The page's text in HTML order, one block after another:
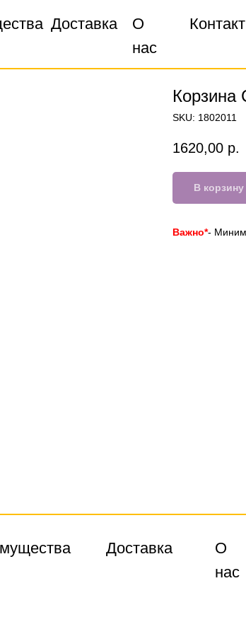
О
нас
Доставка
О
нас
Доставка
Корзина
SKU: 1802011
1620,00 р.
В корзину
Важно*-
О
нас
Доставка